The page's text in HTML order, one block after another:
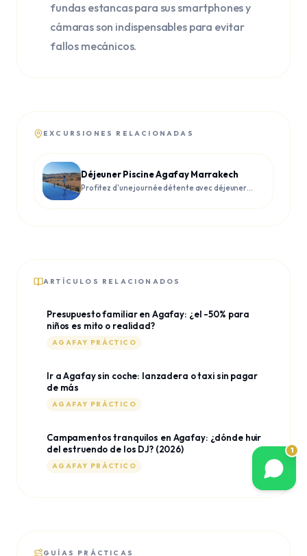
EXCURSIONES RELACIONADAS
Déjeuner Piscine Agafay Marrakech
Profitez d'une journée détente avec déjeuner
ARTÍCULOS RELACIONADOS
Presupuesto familiar en Agafay: ¿el -50% para
niños es mito o realidad?
AGAFAY PRÁCTICO
Ir a Agafay sin coche: lanzadera o taxi sin pagar
de más
AGAFAY PRÁCTICO
Campamentos tranquilos en Agafay: ¿dónde huir
del estruendo de los DJ? (2026)
AGAFAY PRÁCTICO
GUÍAS PRÁCTICAS
fundas estancas para sus smartphones y
cámaras son indispensables para evitar
fallos mecánicos.
1